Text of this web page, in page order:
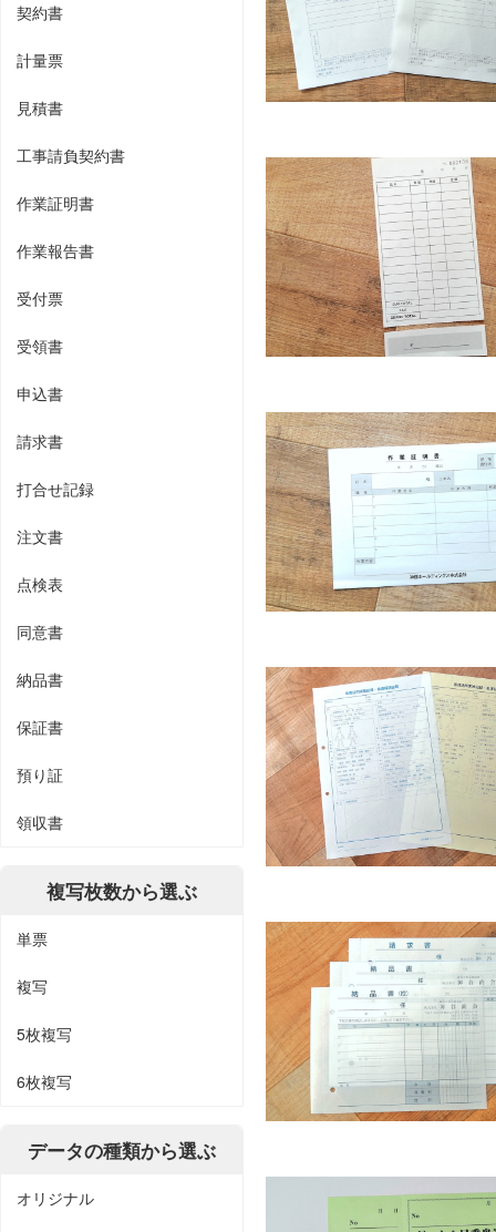
契約書
計量票
見積書
工事請負契約書
作業証明書
作業報告書
受付票
受領書
申込書
請求書
打合せ記録
注文書
点検表
同意書
納品書
保証書
預り証
領収書
複写枚数から選ぶ
単票
複写
5枚複写
6枚複写
データの種類から選ぶ
オリジナル